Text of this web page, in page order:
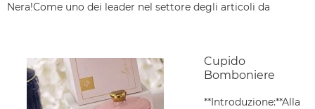
Nera!Come uno dei leader nel settore degli articoli da
Cupido
Bomboniere
**Introduzione:**Alla